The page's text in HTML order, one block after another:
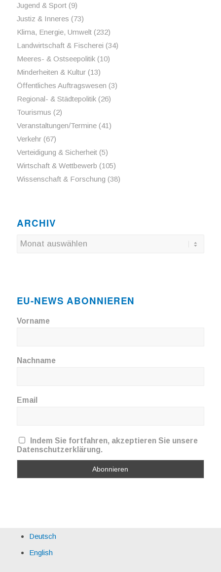
Jugend & Sport(9)
Justiz & Inneres (73)
Klima, Energie, Umwelt(232)
Landwirtschaft & Fischerei (34)
Meeres- & Ostseepolitik(10)
Minderheiten & Kultur(13)
Öffentliches Auftragswesen (3)
Regional- & Städtepolitik(26)
Tourismus (2)
Veranstaltungen/Termine(41)
Verkehr(67)
Verteidigung & Sicherheit(5)
Wirtschaft & Wettbewerb (105)
Wissenschaft & Forschung (38)
ARCHIV
EU-NEWS ABONNIEREN
Vorname
Nachname
Email
Indem Sie fortfahren, akzeptieren Sie unsere
Datenschutzerklärung.
Deutsch
English